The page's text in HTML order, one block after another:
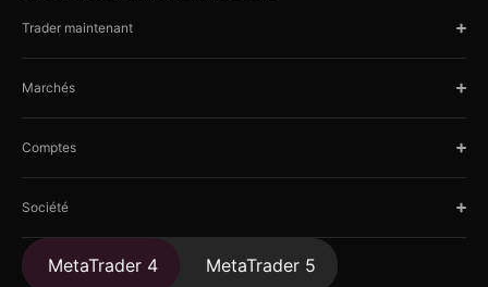
Trader maintenant
Marchés
Comptes
Société
MetaTrader 4 MetaTrader 5